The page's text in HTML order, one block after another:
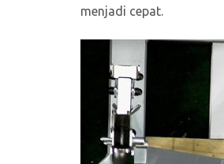
menjadi cepat.